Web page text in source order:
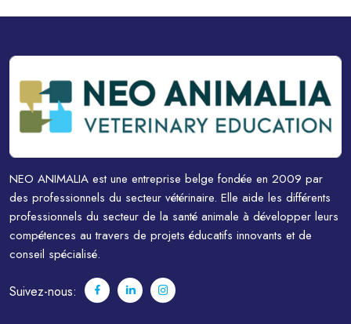
NEO ANIMALIA est une entreprise belge fondée en 2009 par
des professionnels du secteur vétérinaire. Elle aide les différents
professionnels du secteur de la santé animale à développer leurs
compétences au travers de projets éducatifs innovants et de
conseil spécialisé.
Suivez-nous: